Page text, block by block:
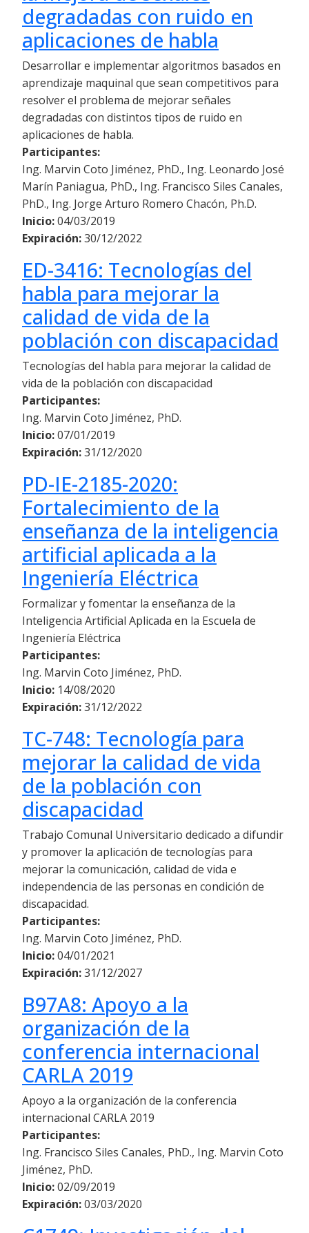
degradadas con ruido en
aplicaciones de habla
Desarrollar e implementar algoritmos basados en
aprendizaje maquinal que sean competitivos para
resolver el problema de mejorar señales
degradadas con distintos tipos de ruido en
aplicaciones de habla.
Participantes:
Ing. Marvin Coto Jiménez, PhD., Ing. Leonardo José
Marín Paniagua, PhD., Ing. Francisco Siles Canales,
PhD., Ing. Jorge Arturo Romero Chacón, Ph.D.
Inicio:04/03/2019
Expiración:30/12/2022
ED-3416: Tecnologías del
habla para mejorar la
calidad de vida de la
población con discapacidad
Tecnologías del habla para mejorar la calidad de
vida de la población con discapacidad
Participantes:
Ing. Marvin Coto Jiménez, PhD.
Inicio:07/01/2019
Expiración:31/12/2020
PD-IE-2185-2020:
Fortalecimiento de la
enseñanza de la inteligencia
artificial aplicada a la
Ingeniería Eléctrica
Formalizar y fomentar la enseñanza de la
Inteligencia Artificial Aplicada en la Escuela de
Ingeniería Eléctrica
Participantes:
Ing. Marvin Coto Jiménez, PhD.
Inicio: 14/08/2020
Expiración:31/12/2022
TC-748: Tecnología para
mejorar la calidad de vida
de la población con
discapacidad
Trabajo Comunal Universitario dedicado a difundir
y promover la aplicación de tecnologías para
mejorar la comunicación, calidad de vida e
independencia de las personas en condición de
discapacidad.
Participantes:
Ing. Marvin Coto Jiménez, PhD.
Inicio:04/01/2021
Expiración:31/12/2027
B97A8: Apoyo a la
organización de la
conferencia internacional
CARLA 2019
Apoyo a la organización de la conferencia
internacional CARLA 2019
Participantes:
Ing. Francisco Siles Canales, PhD., Ing. Marvin Coto
Jiménez, PhD.
Inicio:02/09/2019
Expiración:03/03/2020